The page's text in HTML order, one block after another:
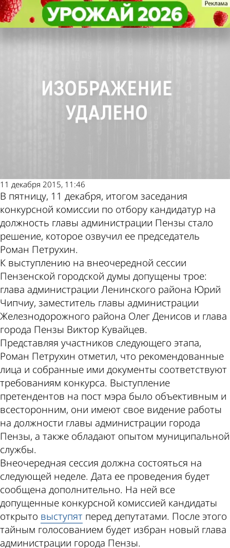
К следующему этапу конкурса
допущены три кандидата в мэры
Политика
11 декабря 2015, 11:46
В пятницу, 11 декабря, итогом заседания
конкурсной комиссии по отбору кандидатур на
должность главы администрации Пензы стало
решение, которое озвучил ее председатель
Роман Петрухин.
К выступлению на внеочередной сессии
Пензенской городской думы допущены трое:
глава администрации Ленинского района Юрий
Чипчиу, заместитель главы администрации
Железнодорожного района Олег Денисов и глава
города Пензы Виктор Кувайцев.
Представляя участников следующего этапа,
Роман Петрухин отметил, что рекомендованные
лица и собранные ими документы соответствуют
требованиям конкурса. Выступление
претендентов на пост мэра было объективным и
всесторонним, они имеют свое видение работы
на должности главы администрации города
Пензы, а также обладают опытом муниципальной
службы.
Внеочередная сессия должна состояться на
следующей неделе. Дата ее проведения будет
сообщена дополнительно. На ней все
допущенные конкурсной комиссией кандидаты
открыто выступят перед депутатами. После этого
тайным голосованием будет избран новый глава
администрации города Пензы.
К следующему этапу конкурса
допущены три кандидата в мэры
Политика
Другие новости по
Погода и курсы
валют в Пензе